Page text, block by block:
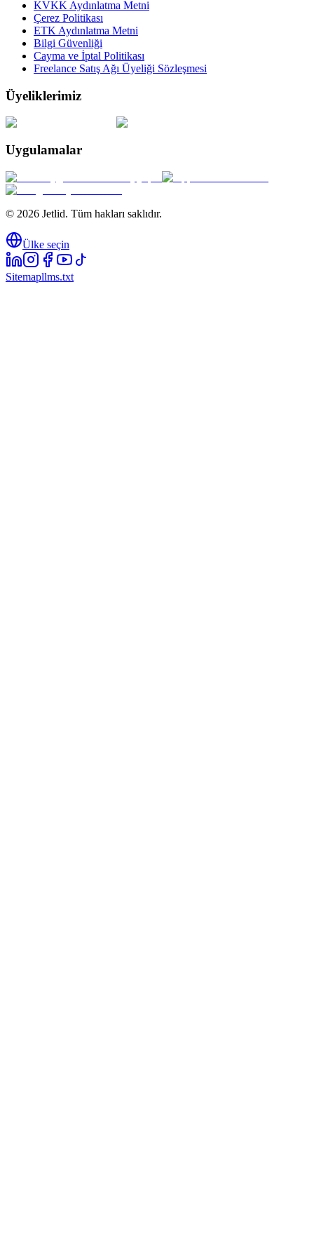
KVKK Aydınlatma Metni
Çerez Politikası
ETK Aydınlatma Metni
Bilgi Güvenliği
Cayma ve İptal Politikası
Freelance Satış Ağı Üyeliği Sözleşmesi
Üyeliklerimiz
Uygulamalar
© 2026 Jetlid. Tüm hakları saklıdır.
Ülke seçin
Sitemapllms.txt